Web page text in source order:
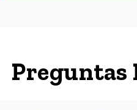
Preguntas